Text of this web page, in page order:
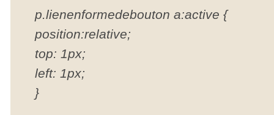
p.lienenformedebouton a:active {
position:relative;
top: 1px;
left: 1px;
}